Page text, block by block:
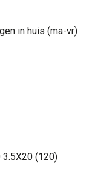
in huis (ma-vr)
(120)